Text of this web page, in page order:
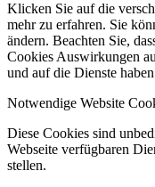
Klicken Sie auf die
mehr zu erfahren. Sie
ändern. Beachten Sie,
Cookies Auswirkungen
und auf die Dienste
Notwendige Website
Diese Cookies sind
Webseite verfügbaren
stellen.